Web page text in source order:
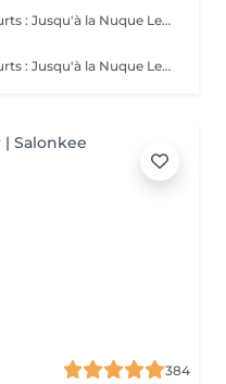
Pour information, Les cheveux courts : Jusqu'à la Nuque Les cheveux mi-longs : Jusqu'à l'épaule Les cheveux longs : En dessous de l'épaule Un supplément sera demandé pour les cheveux très longs, (jusqu'au milieu du dos)
Pour information, Les cheveux courts : Jusqu'à la Nuque Les cheveux mi-longs : Jusqu'à l'épaule Les cheveux longs : En dessous de l'épaule Un supplément sera demandé pour les cheveux très long, (jusqu'au milieu du dos)
384